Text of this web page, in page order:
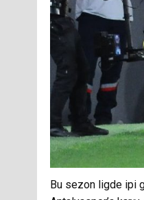
Bu sezon ligde ipi